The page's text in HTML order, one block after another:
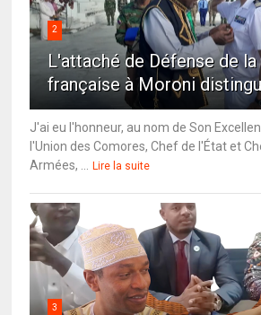
2
L'attaché de Défense de
française à Moroni
J'ai eu l'honneur, au nom de Son
l'Union des Comores, Chef de l'État et
Armées, ... Lire la suite
3